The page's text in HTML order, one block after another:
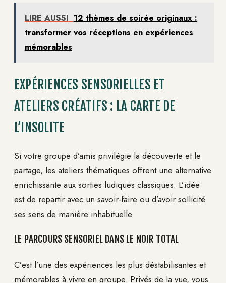
LIRE AUSSI 12 thèmes de soirée originaux :
transformer vos réceptions en expériences
mémorables
EXPÉRIENCES SENSORIELLES ET
ATELIERS CRÉATIFS : LA CARTE DE
L’INSOLITE
Si votre groupe d’amis privilégie la découverte et le
partage, les ateliers thématiques offrent une alternative
enrichissante aux sorties ludiques classiques. L’idée
est de repartir avec un savoir-faire ou d’avoir sollicité
ses sens de manière inhabituelle.
LE PARCOURS SENSORIEL DANS LE NOIR TOTAL
C’est l’une des expériences les plus déstabilisantes et
mémorables à vivre en groupe. Privés de la vue, vous